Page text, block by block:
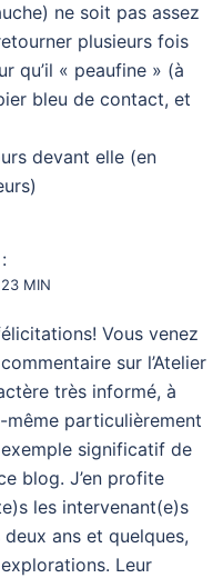
ne soit pas assez
plusieurs fois
qu’il « peaufine » (à
bleu de contact, et
devant elle (en
MIN
Vous venez
sur l’Atelier
très informé, à
même particulièrement
significatif de
blog. J’en profite
les intervenant(e)s
ans et quelques,
Leur